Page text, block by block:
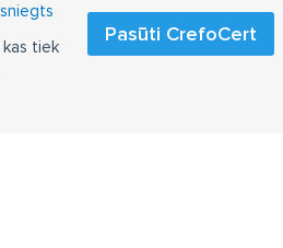
Pasūti CrefoCert
tiek